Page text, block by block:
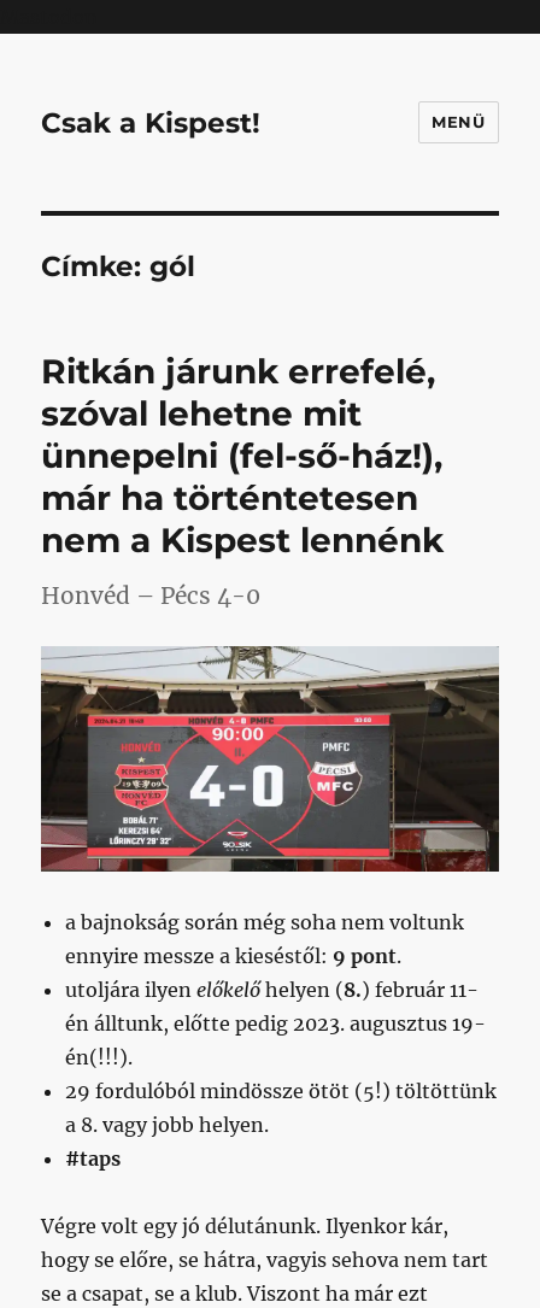
Csak a Kispest! MENÜ
Címke:gól
Ritkán járunk errefelé,
szóval lehetne mit
ünnepelni (fel-ső-ház!),
már ha történtetesen
nem a Kispest lennénk
Honvéd – Pécs 4-0
a bajnokság során még soha nem voltunk
ennyire messze a kieséstől: 9 pont.
utoljára ilyenelőkelőhelyen (8.) február 11-
én álltunk, előtte pedig 2023. augusztus 19-
én(!!!).
29 fordulóból mindössze ötöt (5!) töltöttünk
a 8. vagy jobb helyen.
#taps
Végre volt egy jó délutánunk. Ilyenkor kár,
hogy se előre, se hátra, vagyis sehova nem tart
se a csapat, se a klub. Viszont ha már ezt